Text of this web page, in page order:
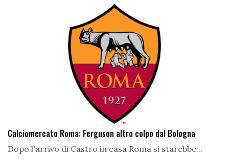
Calciomercato Roma: Ferguson altro colpo dal Bologna
Dopo l'arrivo di Castro in casa Roma si starebbe...